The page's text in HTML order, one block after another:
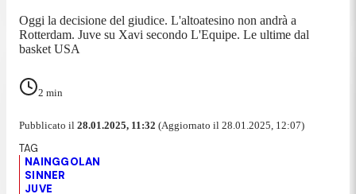
Oggi la decisione del giudice. L'altoatesino non andrà a
Rotterdam. Juve su Xavi secondo L'Equipe. Le ultime dal
basket USA
2 min
Pubblicato il 28.01.2025, 11:32 (Aggiornato il 28.01.2025, 12:07)
NAINGGOLAN
SINNER
JUVE